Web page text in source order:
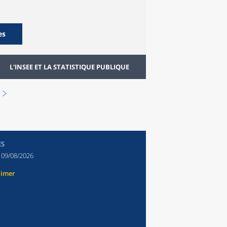
L'INSEE ET LA STATISTIQUE PUBLIQUE
09/08/2026